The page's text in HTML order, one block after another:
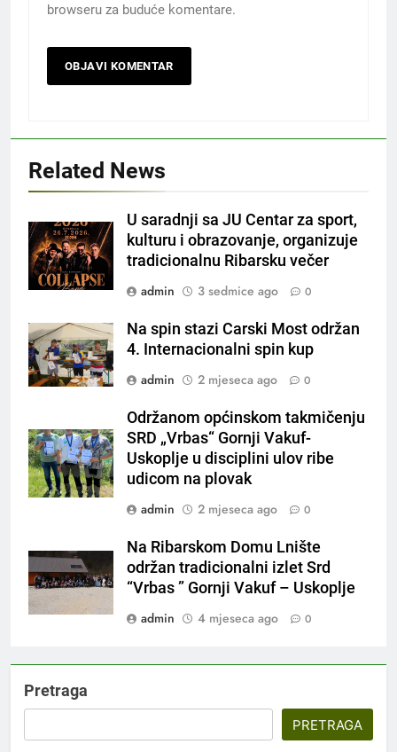
browseru za buduće komentare.
Related News
U saradnji sa JU Centar za sport,
kulturu i obrazovanje, organizuje
tradicionalnu Ribarsku večer
admin
3 sedmice ago 0
Na spin stazi Carski Most održan
4. Internacionalni spin kup
admin
2 mjeseca ago 0
Održanom općinskom takmičenju
SRD „Vrbas“ Gornji Vakuf-
Uskoplje u disciplini ulov ribe
udicom na plovak
admin
2 mjeseca ago 0
Na Ribarskom Domu Lnište
održan tradicionalni izlet Srd
“Vrbas ” Gornji Vakuf – Uskoplje
admin
4 mjeseca ago 0
Pretraga
PRETRAGA